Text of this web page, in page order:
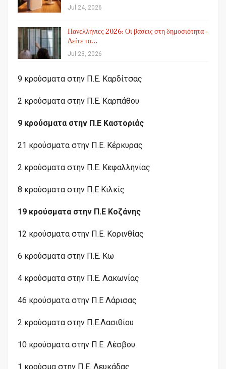
Jul 24, 2026
Πανελλήνιες 2026: Οι βάσεις στη δημοσιότητα –
Δείτε τα…
Jul 23, 2026
9 κρούσματα στην Π.Ε. Καρδίτσας
2 κρούσματα στην Π.Ε. Καρπάθου
9 κρούσματα στην Π.Ε Καστοριάς
21 κρούσματα στην Π.Ε. Κέρκυρας
2 κρούσματα στην Π.Ε. Κεφαλληνίας
8 κρούσματα στην Π.Ε Κιλκίς
19 κρούσματα στην Π.Ε Κοζάνης
12 κρούσματα στην Π.Ε. Κορινθίας
6 κρούσματα στην Π.Ε. Κω
4 κρούσματα στην Π.Ε. Λακωνίας
46 κρούσματα στην Π.Ε Λάρισας
2 κρούσματα στην Π.Ε.Λασιθίου
10 κρούσματα στην Π.Ε. Λέσβου
1 κρούσμα στην Π.Ε. Λευκάδας